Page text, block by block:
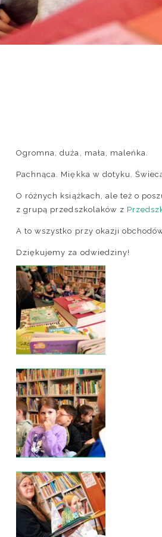
Ogromna, duża, mała, maleńka.
Pachnąca. Miękka w dotyku.
O różnych książkach, ale też o
z grupą przedszkolaków z
A to wszystko przy okazji
Dziękujemy za odwiedziny!